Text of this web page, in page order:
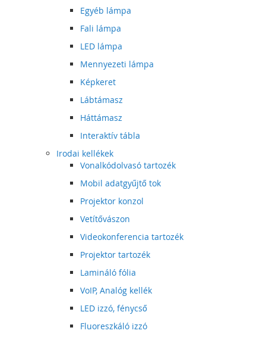
Egyéb lámpa
Fali lámpa
LED lámpa
Mennyezeti lámpa
Képkeret
Lábtámasz
Háttámasz
Interaktív tábla
Irodai kellékek
Vonalkódolvasó tartozék
Mobil adatgyűjtő tok
Projektor konzol
Vetítővászon
Videokonferencia tartozék
Projektor tartozék
Lamináló fólia
VoIP, Analóg kellék
LED izzó, fénycső
Fluoreszkáló izzó